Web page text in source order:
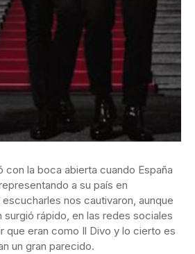
con la boca abierta cuando España
a su país en
nos cautivaron, aunque
rápido, en las redes sociales
que eran como Il Divo y lo cierto es
un gran parecido.